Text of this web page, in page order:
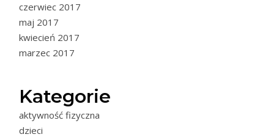
czerwiec 2017
maj 2017
kwiecień 2017
marzec 2017
Kategorie
aktywność fizyczna
dzieci